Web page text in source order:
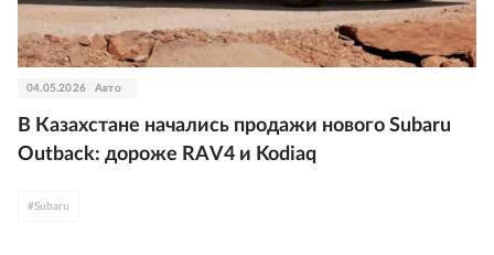
04.05.2026 Авто
В Казахстане начались продажи нового Subaru
Outback: дороже RAV4 и Kodiaq
#Subaru